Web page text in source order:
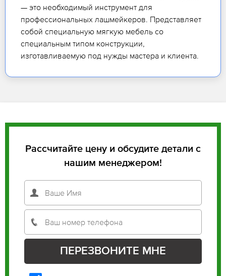
— это необходимый инструмент для
профессиональных лашмейкеров. Представляет
собой специальную мягкую мебель со
специальным типом конструкции,
изготавливаемую под нужды мастера и клиента.
Рассчитайте цену и обсудите детали с
нашим менеджером!